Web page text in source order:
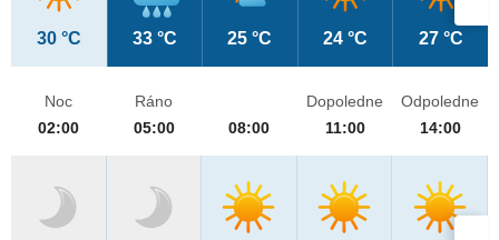
30 °C 33 °C 25 °C 24 °C 27 °C
Noc
02:00
Ráno
05:00
08:00
Dopoledne
11:00
Odpoledne
14:00